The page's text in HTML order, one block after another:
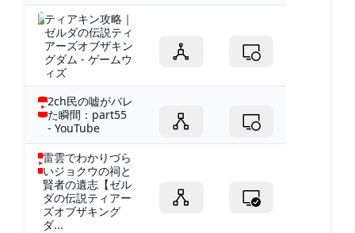
ティアキン攻略｜
ゼルダの伝説ティ
アーズオブザキン
グダム - ゲームウ
ィズ
2ch民の嘘がバレ
た瞬間：part55
- YouTube
雷雲でわかりづら
いジョクウの祠と
賢者の遺志【ゼル
ダの伝説ティアー
ズオブザキング
ダ...